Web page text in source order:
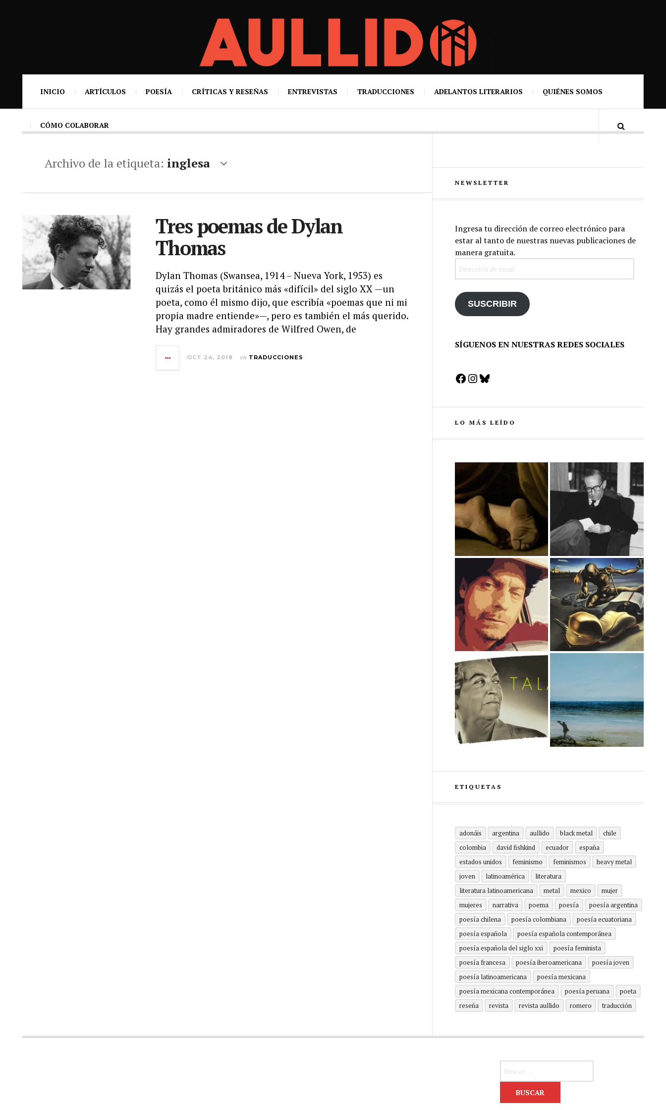
INICIO ARTÍCULOS POESÍA CRÍTICAS Y RESEÑAS ENTREVISTAS TRADUCCIONES ADELANTOS LITERARIOS QUIÉNES SOMOS
CÓMO COLABORAR
Archivo de la etiqueta: inglesa
Tres poemas de Dylan
Thomas
Dylan Thomas (Swansea, 1914 – Nueva York, 1953) es
quizás el poeta británico más «difícil» del siglo XX —un
poeta, como él mismo dijo, que escribía «poemas que ni mi
propia madre entiende»—, pero es también el más querido.
Hay grandes admiradores de Wilfred Owen, de
OCT 24, 2018 en TRADUCCIONES
NEWSLETTER
Ingresa tu dirección de correo electrónico para
estar al tanto de nuestras nuevas publicaciones de
manera gratuita.
SUSCRIBIR
SÍGUENOS EN NUESTRAS REDES SOCIALES
Facebook
Instagram
Bluesky
LO MÁS LEÍDO
ETIQUETAS
adonáis argentina aullido black metal
chile
colombia
david fishkind ecuador
españa
estados unidos
feminismo feminismos
heavy metal
joven
latinoamérica
literatura
literatura latinoamericana
metal mexico
mujer
mujeres
narrativa poema poesía
poesía argentina
poesía chilena
poesía colombiana
poesía ecuatoriana
poesía española
poesía española contemporánea
poesía española del siglo xxi
poesía feminista
poesía francesa
poesía iberoamericana
poesía joven
poesía latinoamericana
poesía mexicana
poesía mexicana contemporánea
poesía peruana
poeta
reseña
revista revista aullido romero traducción